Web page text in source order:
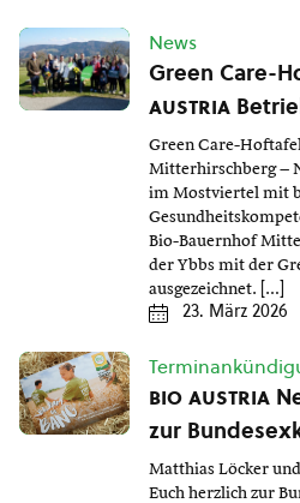
News
Green Care-
austria
Green Care-
Mitterhirschberg –
im Mostviertel mit
Bio-Bauernhof
der Ybbs mit der
ausgezeichnet. […]
23. März 2026
bio austria
zur
Matthias Löcker
Euch herzlich zur